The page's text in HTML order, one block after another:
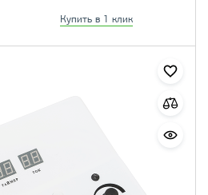
Купить в 1 клик